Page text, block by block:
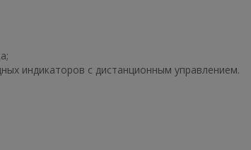
индикаторов с дистанционным управлением.